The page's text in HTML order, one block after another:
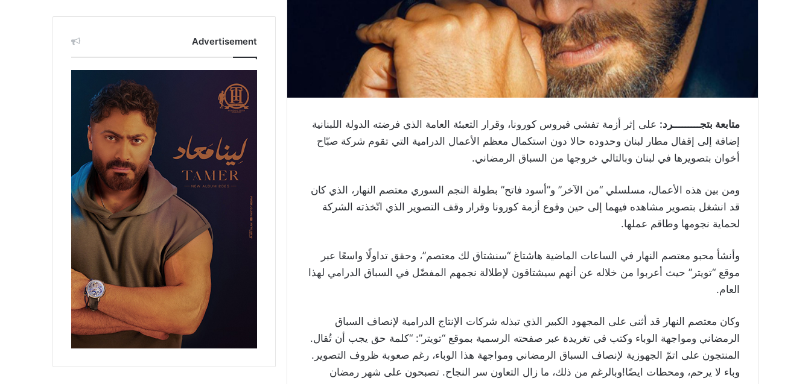
متابعة بتجـــــــــرد: على إثر أزمة تفشي فيروس كورونا، وقرار التعبئة العامة الذي فرضته الدولة اللبنانية
إضافة إلى إقفال مطار لبنان وحدوده حالا دون استكمال معظم الأعمال الدرامية التي تقوم شركة صبّاح
أخوان بتصويرها في لبنان وبالتالي خروجها من السباق الرمضاني.
ومن بين هذه الأعمال، مسلسلي “من الآخر” و”أسود فاتح” بطولة النجم السوري معتصم النهار، الذي كان
قد انشغل بتصوير مشاهده فيهما إلى حين وقوع أزمة كورونا وقرار وقف التصوير الذي اتّخذته الشركة
لحماية نجومها وطاقم عملها.
وأنشأ محبو معتصم النهار في الساعات الماضية هاشتاغ “سنشتاق لك معتصم”، وحقق تداولًا واسعًا عبر
موقع “تويتر” حيث أعربوا من خلاله عن أنهم سيشتاقون لإطلالة نجمهم المفضّل في السباق الدرامي لهذا
العام.
وكان معتصم النهار قد أثنى على المجهود الكبير الذي تبذله شركات الإنتاج الدرامية لإنصاف السباق
الرمضاني ومواجهة الوباء وكتب في تغريدة عبر صفحته الرسمية بموقع “تويتر”: “كلمة حق يجب أن تُقال.
المنتجون على اتمّ الجهوزية لإنصاف السباق الرمضاني ومواجهة هذا الوباء، رغم صعوبة ظروف التصوير.
وباء لا يرحم، ومحطات ايضًا!وبالرغم من ذلك، ما زال التعاون سر النجاح. تصبحون على شهر رمضان
Advertisement